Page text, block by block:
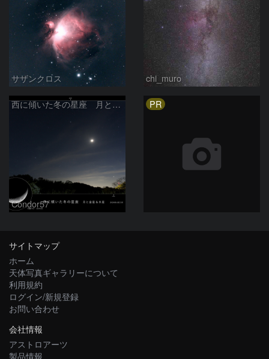
サザンクロス chi_muro
西に傾いた冬の星座 月と金星＆木星
Condor57
PR
サイトマップ
ホーム
天体写真ギャラリーについて
利用規約
ログイン/新規登録
お問い合わせ
会社情報
アストロアーツ
製品情報